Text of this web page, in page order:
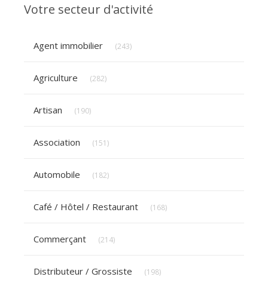
Votre secteur d'activité
Agent immobilier (243)
Agriculture (282)
Artisan (190)
Association (151)
Automobile (182)
Café / Hôtel / Restaurant (168)
Commerçant (214)
Distributeur / Grossiste (198)